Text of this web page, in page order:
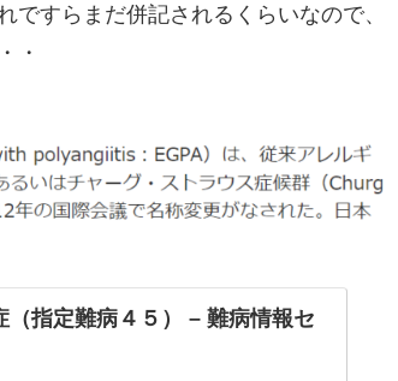
すらまだ併記されるくらいなので、
・
指定難病４５） – 難病情報セ